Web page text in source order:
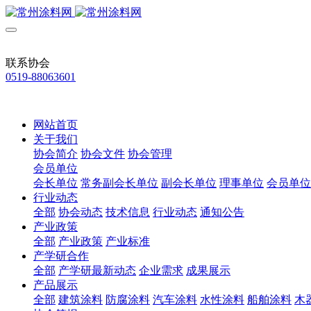
联系协会
0519-88063601
网站首页
关于我们
协会简介 协会文件 协会管理
会员单位
会长单位 常务副会长单位 副会长单位 理事单位 会员单位
行业动态
全部 协会动态 技术信息 行业动态 通知公告
产业政策
全部 产业政策 产业标准
产学研合作
全部 产学研最新动态 企业需求 成果展示
产品展示
全部 建筑涂料 防腐涂料 汽车涂料 水性涂料 船舶涂料 木